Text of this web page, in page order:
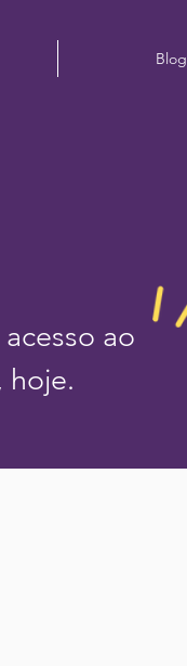
Blog
ao
hoje.